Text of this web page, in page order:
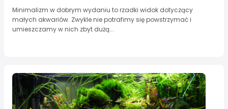
Minimalizm w dobrym wydaniu to rzadki widok dotyczący
małych akwariów. Zwykle nie potrafimy się powstrzymać i
umieszczamy w nich zbyt dużą...